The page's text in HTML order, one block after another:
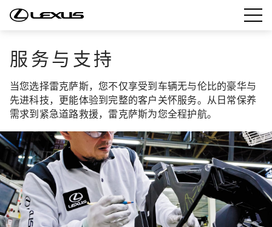
服务与支持
当您选择雷克萨斯，您不仅享受到车辆无与伦比的豪华与
先进科技，更能体验到完整的客户关怀服务。从日常保养
需求到紧急道路救援，雷克萨斯为您全程护航。